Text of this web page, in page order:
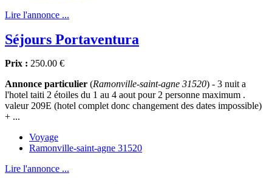
Lire l'annonce ...
Séjours Portaventura
Prix : 250.00 €
Annonce particulier (Ramonville-saint-agne 31520) - 3 nuit a
l'hotel taiti 2 étoiles du 1 au 4 aout pour 2 personne maximum .
valeur 209E (hotel complet donc changement des dates impossible)
+ ...
Voyage
Ramonville-saint-agne 31520
Lire l'annonce ...